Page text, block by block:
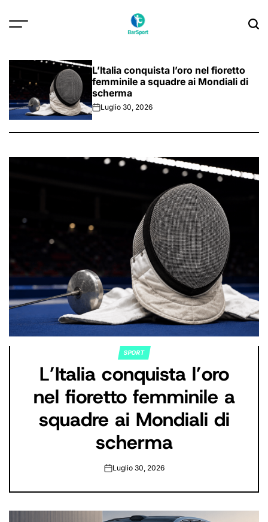
L’Italia conquista l’oro nel fioretto
femminile a squadre ai Mondiali di
scherma
onLuglio 30, 2026
POSTED
SPORT
L’Italia conquista l’oro
nel fioretto femminile a
squadre ai Mondiali di
scherma
onLuglio 30, 2026